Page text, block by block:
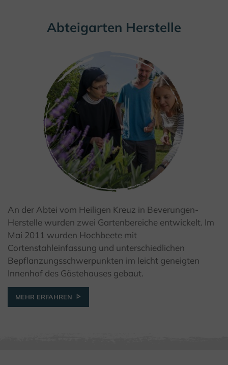
Abteigarten Herstelle
© Teutoburger Wald Tourismus / A. Röser
An der Abtei vom Heiligen Kreuz in Beverungen-
Herstelle wurden zwei Gartenbereiche entwickelt. Im
Mai 2011 wurden Hochbeete mit
Cortenstahleinfassung und unterschiedlichen
Bepflanzungsschwerpunkten im leicht geneigten
Innenhof des Gästehauses gebaut.
MEHR ERFAHREN